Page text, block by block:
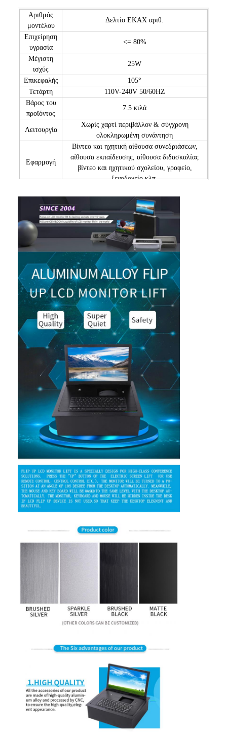
Αρχική Σελίδα
Προϊόντα
Σχετικά με εμάς
Γύρος εργοστασίων
Ποιοτικός έλεγχος
Διαδραστικοί πίνακες
Σύστημα διασκέψεων
Ανύψωση οθόνης LCD
Επικαιροποιήστε την οθόνη.
Εμφανισμένη πρίζα γραφείου
Αριθμός
μοντέλου
Δελτίο ΕΚΑΧ αριθ.
Επιχείρηση
υγρασία
<= 80%
Μέγιστη
ισχύς
25W
Επικεφαλής
105°
Τετάρτη
110V-240V 50/60HZ
Βάρος του
προϊόντος
7.5 κιλά
Λειτουργία
Χωρίς χαρτί περιβάλλον & σύγχρονη
ολοκληρωμένη συνάντηση
Εφαρμογή
Βίντεο και ηχητική αίθουσα συνεδριάσεων,
αίθουσα εκπαίδευσης, αίθουσα διδασκαλίας
βίντεο και ηχητικού σχολείου, γραφείο,
ξενοδοχείο κλπ.
ελέγχου
κουμπί (απόσταση τηλεχειρισμού εντός 30
μέτρων)
Συσκευές
1.Υπερτελής οθόνης2.Προσαρμοσμένη πλάκα
κάλυψης με σύνδεσμο USB
ένα ποντίκι 4.Προσαρμοσμένη πλάκα κάλυψης
με διακόπτη τροφοδοσίας υπολογιστή
5.
Προσαρμοσμένη διεπαφή HDMI, VGA,
232/485 Εισόδου/Εξόδου
6.Επιπροσαρμοσμένο χρώμα για την κατοικία
και την πλάκα κάλυψης